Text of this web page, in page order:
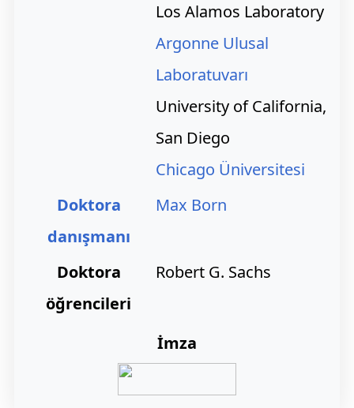
Los Alamos Laboratory
Argonne Ulusal
Laboratuvarı
University of California,
San Diego
Chicago Üniversitesi
Doktora
danışmanı
Max Born
Doktora
öğrencileri
Robert G. Sachs
İmza